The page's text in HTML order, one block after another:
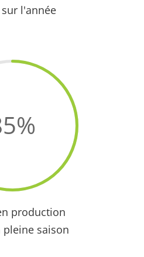
l'année
%
production
pleine saison